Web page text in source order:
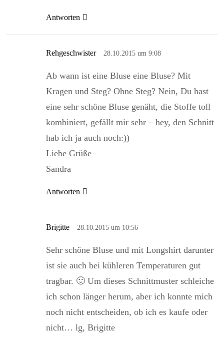
Antworten
Rehgeschwister 28.10.2015 um 9:08
Ab wann ist eine Bluse eine Bluse? Mit
Kragen und Steg? Ohne Steg? Nein, Du hast
eine sehr schöne Bluse genäht, die Stoffe toll
kombiniert, gefällt mir sehr – hey, den Schnitt
hab ich ja auch noch:))
Liebe Grüße
Sandra
Antworten
Brigitte 28.10.2015 um 10:56
Sehr schöne Bluse und mit Longshirt darunter
ist sie auch bei kühleren Temperaturen gut
tragbar. 🙂 Um dieses Schnittmuster schleiche
ich schon länger herum, aber ich konnte mich
noch nicht entscheiden, ob ich es kaufe oder
nicht… lg, Brigitte